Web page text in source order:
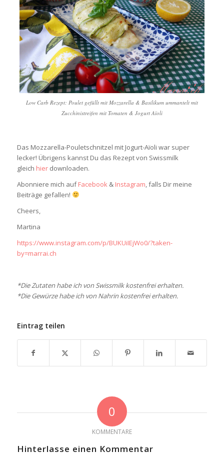
Low Carb Rezept: Poulet gefüllt mit Mozzarella & Basilikum ummantelt mit
Zucchinistreifen mit Tomaten & Jogurt Aïoli
Das Mozzarella-Pouletschnitzel mit Jogurt-Aïoli war super
lecker! Übrigens kannst Du das Rezept von Swissmilk
gleich hierdownloaden.
Abonniere mich aufFacebook& Instagram, falls Dir meine
Beiträge gefallen!
Cheers,
Martina
https://www.instagram.com/p/BUKUiIEjWo0/?taken-
by=marrai.ch
*Die Zutaten habe ich von Swissmilk kostenfrei erhalten.
*Die Gewürze habe ich von Nahrin kostenfrei erhalten.
Eintrag teilen
0
KOMMENTARE
Hinterlasse einen Kommentar